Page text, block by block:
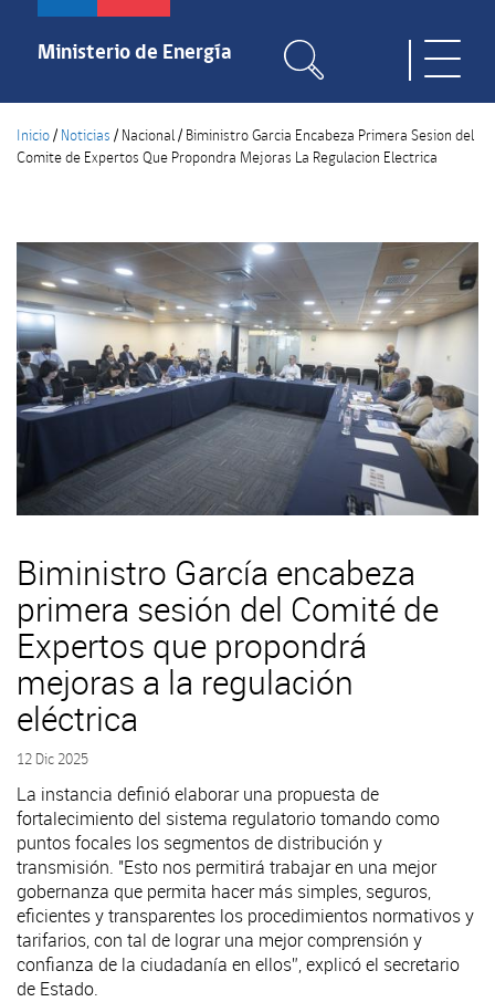
Pasar
contenido
Ministerio de Energía
Inicio/ Noticias / Nacional/ Biministro Garcia Encabeza Primera Sesion del
Comite de Expertos Que Propondra Mejoras La Regulacion Electrica
Biministro García encabeza
primera sesión del Comité de
Expertos que propondrá
mejoras a la regulación
eléctrica
12 Dic 2025
La instancia definió elaborar una propuesta de
fortalecimiento del sistema regulatorio tomando como
puntos focales los segmentos de distribución y
transmisión. "Esto nos permitirá trabajar en una mejor
gobernanza que permita hacer más simples, seguros,
eficientes y transparentes los procedimientos normativos y
tarifarios, con tal de lograr una mejor comprensión y
confianza de la ciudadanía en ellos”, explicó el secretario
de Estado.